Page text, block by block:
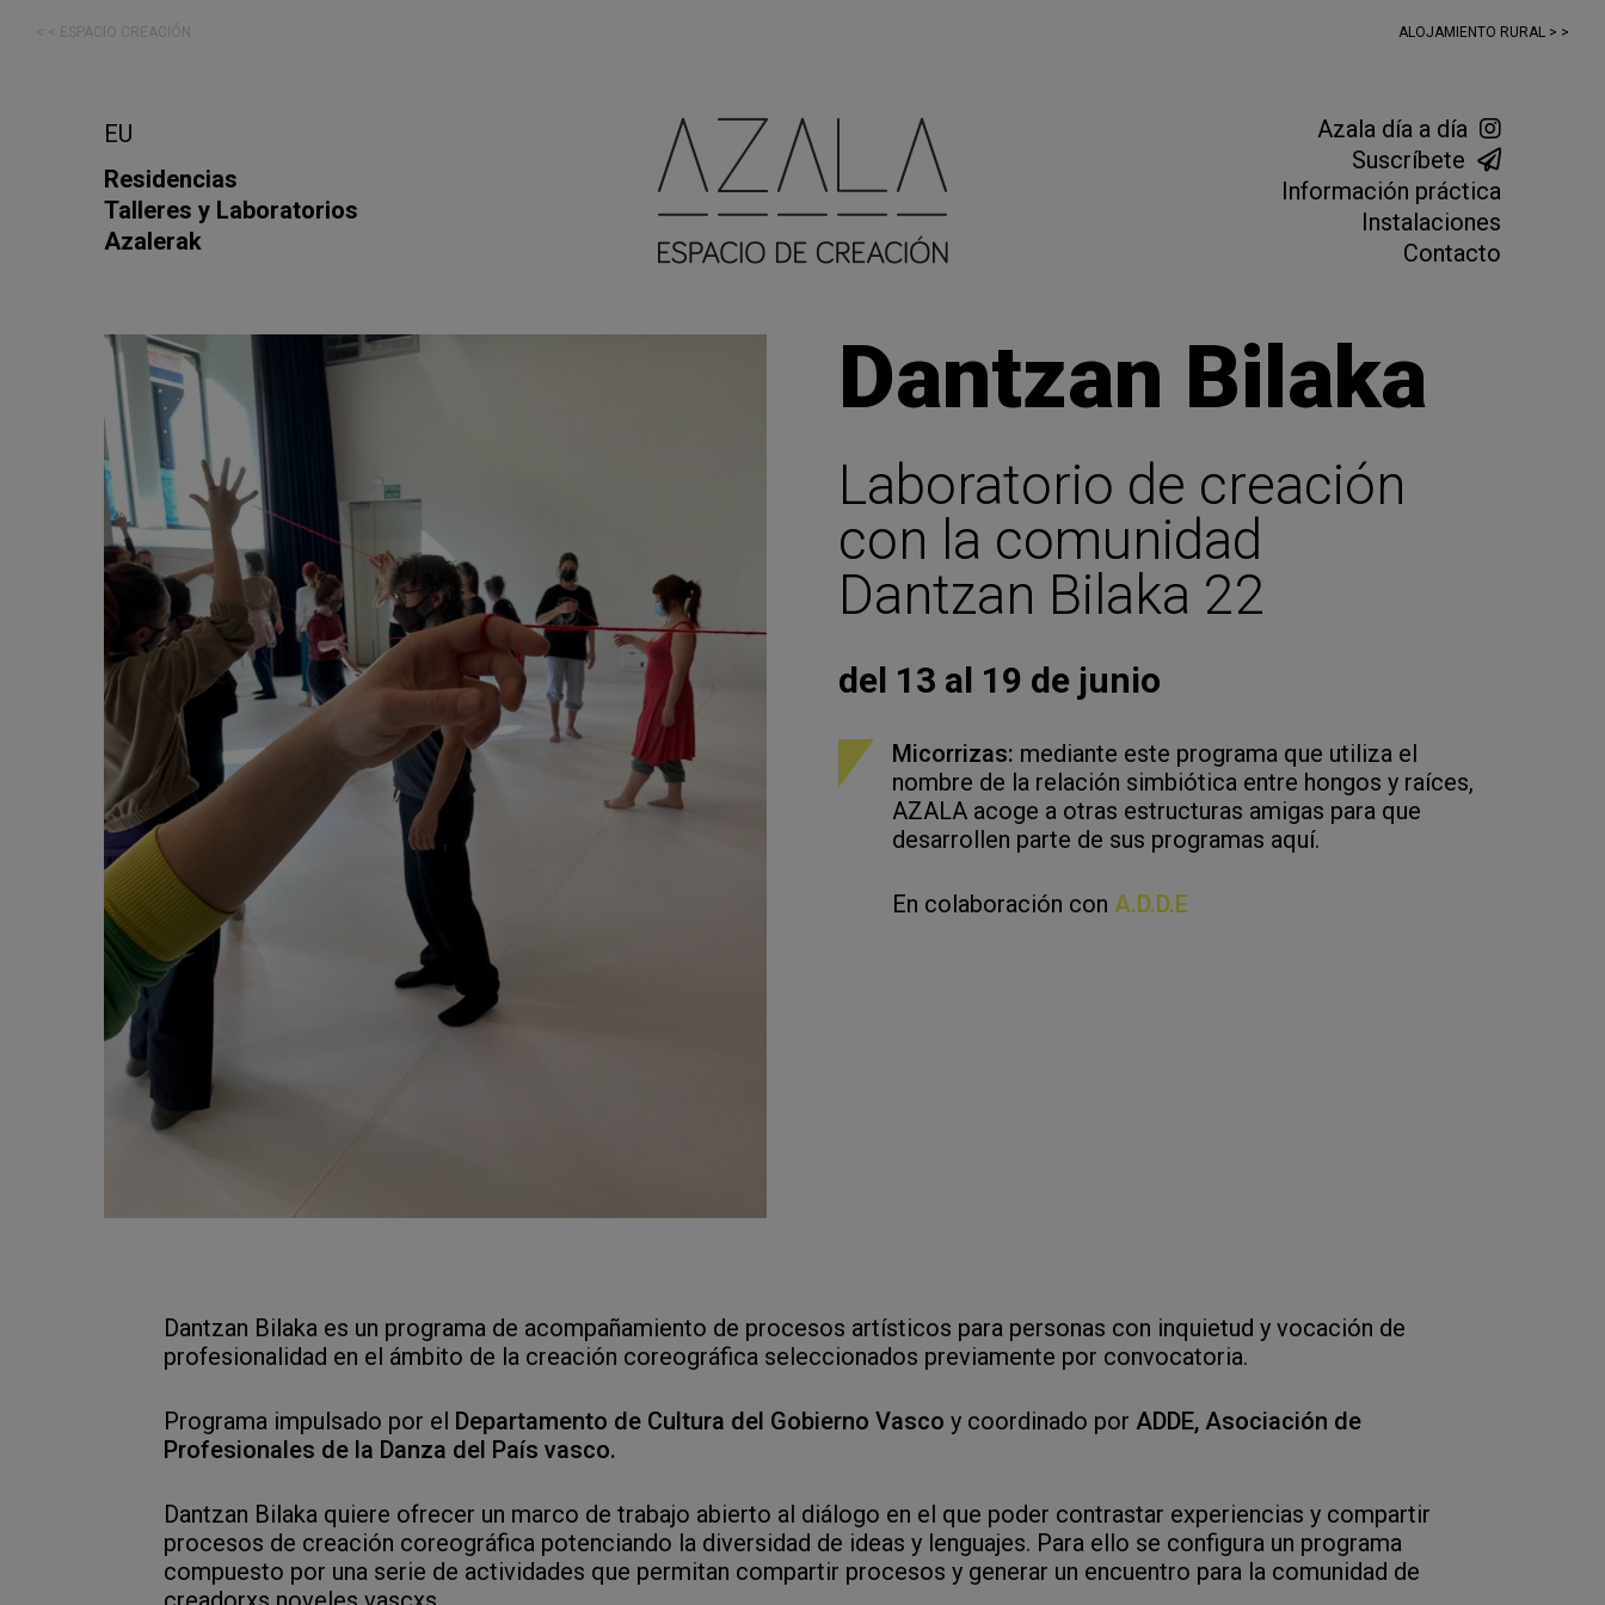
< < ESPACIO CREACIÓN ALOJAMIENTO RURAL > >
EU
Residencias
Talleres y Laboratorios
Azalerak
Azala día a día
Suscríbete
Información práctica
Instalaciones
Contacto
Dantzan Bilaka
Laboratorio de creación
con la comunidad
Dantzan Bilaka 22
del 13 al 19 de junio
Micorrizas: mediante este programa que utiliza el
nombre de la relación simbiótica entre hongos y raíces,
AZALA acoge a otras estructuras amigas para que
desarrollen parte de sus programas aquí.
En colaboración con A.D.D.E
Dantzan Bilaka es un programa de acompañamiento de procesos artísticos para personas con inquietud y vocación de
profesionalidad en el ámbito de la creación coreográfica seleccionados previamente por convocatoria.
Programa impulsado por el Departamento de Cultura del Gobierno Vasco y coordinado por ADDE, Asociación de
Profesionales de la Danza del País vasco.
Dantzan Bilaka quiere ofrecer un marco de trabajo abierto al diálogo en el que poder contrastar experiencias y compartir
procesos de creación coreográfica potenciando la diversidad de ideas y lenguajes. Para ello se configura un programa
compuesto por una serie de actividades que permitan compartir procesos y generar un encuentro para la comunidad de